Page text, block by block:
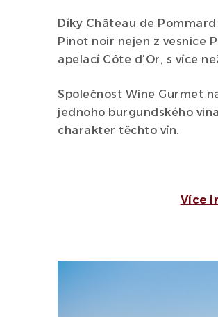
Díky Château de
Pinot noir nejen z vesnice
apelací Côte d’Or, s více
Společnost Wine Gurmet
jednoho burgundského
charakter těchto vín.
Více